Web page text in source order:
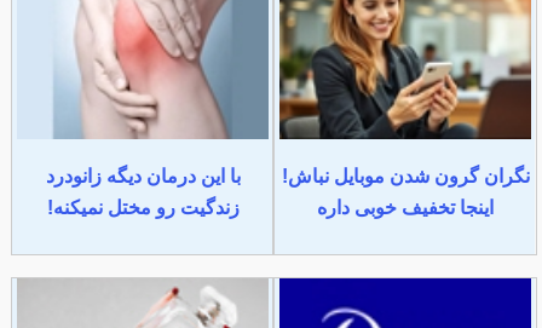
نگران گرون شدن موبایل نباش!
اینجا تخفیف خوبی داره
با این درمان دیگه زانودرد
زندگیت رو مختل نمیکنه!